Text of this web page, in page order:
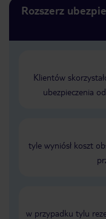
Rozszerz
Klientów
ubezpieczenia
tyle wyniósł koszt
w przypadku tylu